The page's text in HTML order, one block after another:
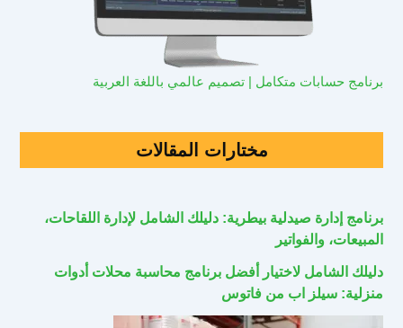
برنامج حسابات متكامل | تصميم عالمي باللغة العربية
مختارات المقالات
برنامج إدارة صيدلية بيطرية: دليلك الشامل لإدارة اللقاحات،
المبيعات، والفواتير
دليلك الشامل لاختيار أفضل برنامج محاسبة محلات أدوات
منزلية: سيلز اب من فاتوس